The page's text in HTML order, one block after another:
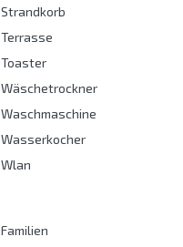
Strandkorb
Terrasse
Toaster
Wäschetrockner
Waschmaschine
Wasserkocher
Wlan
Familien